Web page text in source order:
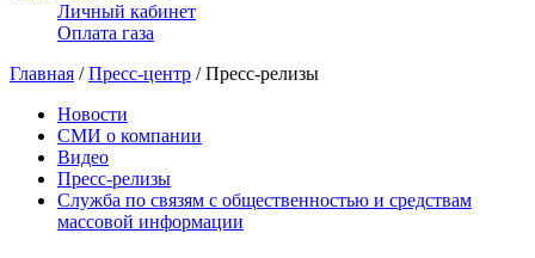
Личный кабинет
Оплата газа
Главная /Пресс-центр / Пресс-релизы
Новости
СМИ о компании
Видео
Пресс-релизы
Служба по связям с общественностью и средствам
массовой информации